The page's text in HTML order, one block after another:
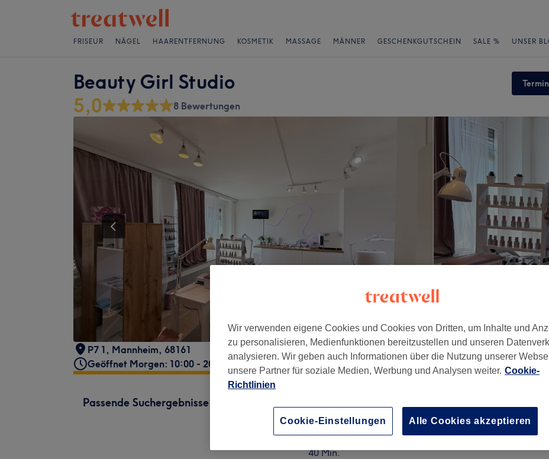
FRISEUR NÄGEL HAARENTFERNUNG KOSMETIK MASSAGE MÄNNER GESCHENKGUTSCHEIN SALE % UNSER
Beauty Girl Studio
5,0 8 Bewertungen
P7 1 , Mannheim, 68161
Geöffnet Morgen: 10:00 - 20:00
Passende Suchergebnisse
Details anzeigen
mit Nagellack
40 Min.
Wir verwenden eigene Cookies und Cookies von Dritten, um Inhalte und
zu personalisieren, Medienfunktionen bereitzustellen und unseren
analysieren. Wir geben auch Informationen über die Nutzung unserer
unsere Partner für soziale Medien, Werbung und Analysen weiter. Cookie-
Richtlinien
Cookie-Einstellungen Alle Cookies akzeptieren